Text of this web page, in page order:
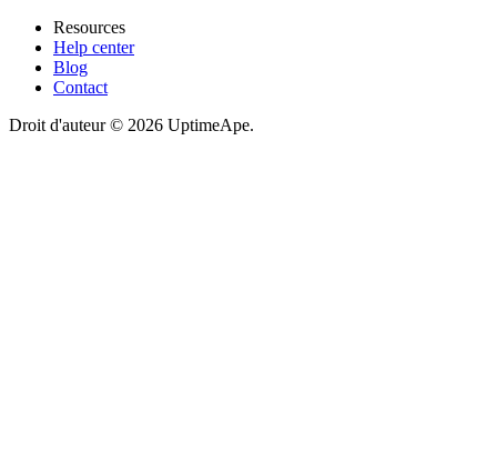
Resources
Help center
Blog
Contact
Droit d'auteur © 2026 UptimeApe.